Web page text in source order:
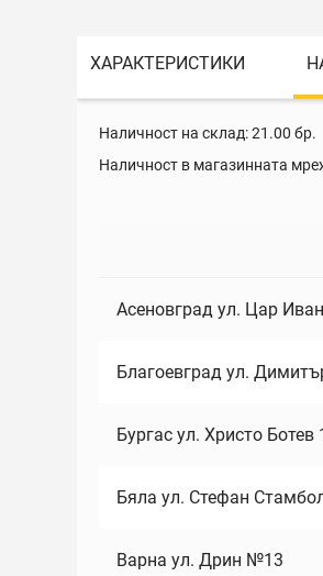
ХАРАКТЕРИСТИКИ
Наличност на склад:21.00 бр.
Наличност в магазинната
Асеновград ул. Цар
Благоевград ул.
Бургас ул. Христо Ботев
Бяла ул. Стефан
Варна ул. Дрин №13